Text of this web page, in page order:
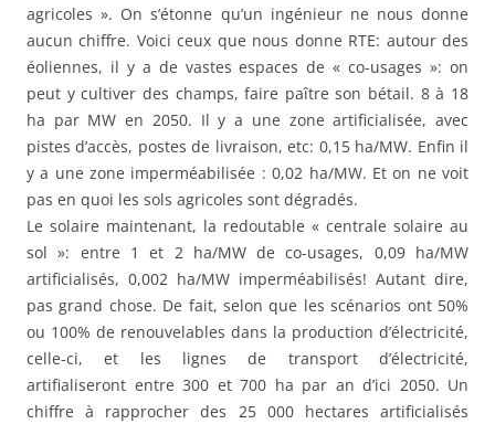
agricoles ». On s’étonne qu’un ingénieur ne nous donne
aucun chiffre. Voici ceux que nous donne RTE: autour des
éoliennes, il y a de vastes espaces de « co-usages »: on
peut y cultiver des champs, faire paître son bétail. 8 à 18
ha par MW en 2050. Il y a une zone artificialisée, avec
pistes d’accès, postes de livraison, etc: 0,15 ha/MW. Enfin il
y a une zone imperméabilisée : 0,02 ha/MW. Et on ne voit
pas en quoi les sols agricoles sont dégradés.
Le solaire maintenant, la redoutable « centrale solaire au
sol »: entre 1 et 2 ha/MW de co-usages, 0,09 ha/MW
artificialisés, 0,002 ha/MW imperméabilisés! Autant dire,
pas grand chose. De fait, selon que les scénarios ont 50%
ou 100% de renouvelables dans la production d’électricité,
celle-ci, et les lignes de transport d’électricité,
artifialiseront entre 300 et 700 ha par an d’ici 2050. Un
chiffre à rapprocher des 25 000 hectares artificialisés